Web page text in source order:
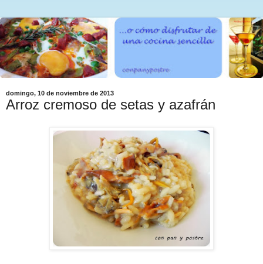
domingo, 10 de noviembre de 2013
Arroz cremoso de setas y azafrán